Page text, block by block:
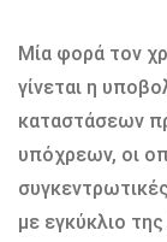
Μία φορά τον
γίνεται η
καταστάσεων
υπόχρεων, οι
με εγκύκλιο